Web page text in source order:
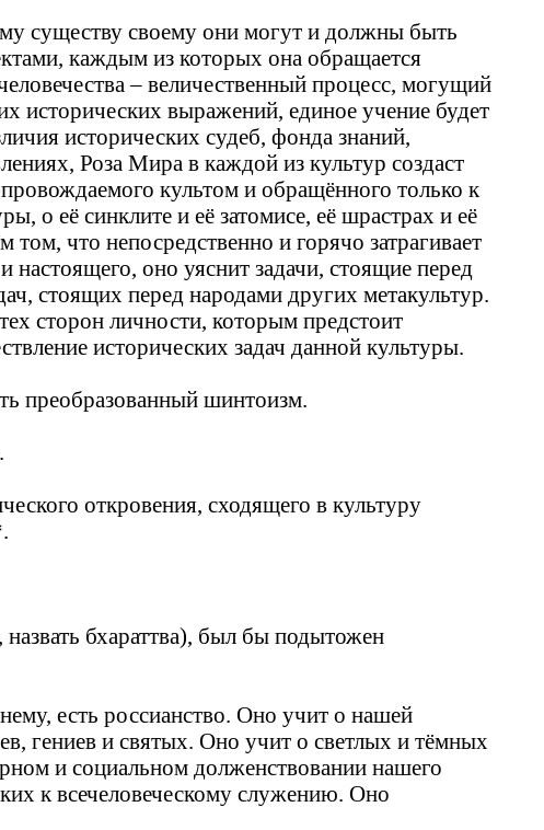
существу своему они могут и должны быть
каждым из которых она обращается
– величественный процесс, могущий
исторических выражений, единое учение будет
исторических судеб, фонда знаний,
Роза Мира в каждой из культур создаст
культом и обращённого только к
о её синклите и её затомисе, её шрастрах и её
том, что непосредственно и горячо затрагивает
оно уяснит задачи, стоящие перед
стоящих перед народами других метакультур.
сторон личности, которым предстоит
исторических задач данной культуры.
преобразованный шинтоизм.
откровения, сходящего в культуру
бхараттва), был бы подытожен
есть россианство. Оно учит о нашей
гениев и святых. Оно учит о светлых и тёмных
и социальном долженствовании нашего
к всечеловеческому служению. Оно